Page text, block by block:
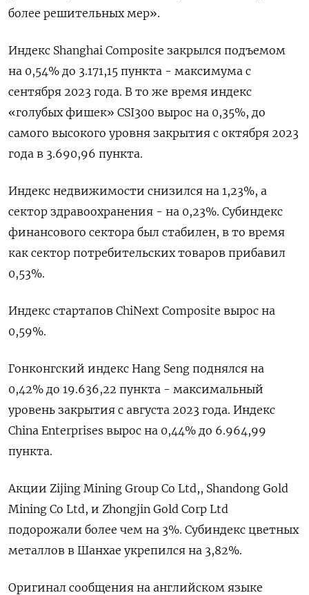
более решительных мер».
Индекс Shanghai Composite закрылся подъемом
на 0,54% до 3.171,15 пункта - максимума с
сентября 2023 года. В то же время индекс
«голубых фишек» CSI300 вырос на 0,35%, до
самого высокого уровня закрытия с октября 2023
года в 3.690,96 пункта.
Индекс недвижимости снизился на 1,23%​, а
сектор здравоохранения - на 0,23%. Субиндекс
финансового сектора был стабилен, в то время
как сектор потребительских товаров прибавил
0,53%.
Индекс стартапов ChiNext Composite вырос на
0,59%.
Гонконгский индекс Hang Seng поднялся на
0,42% до 19.636,22​ пункта - максимальный
уровень закрытия с августа 2023 года. Индекс
China Enterprises вырос на 0,44% до 6.964,99
пункта.
Акции Zijing Mining Group Co Ltd,, Shandong Gold
Mining Co Ltd, и Zhongjin Gold Corp Ltd
подорожали более чем на 3%. Субиндекс цветных
металлов в Шанхае укрепился на 3,82%.
Оригинал сообщения на английском языке